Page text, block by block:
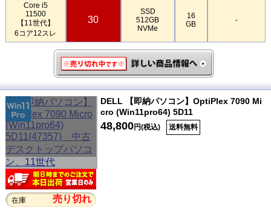
Core i5
11500
【11世代】
6コア12スレ
30
SSD
512GB
NVMe
16
GB
-
在庫 売り切れ
DELL 【即納パソコン】OptiPlex 7090 Mi
cro (Win11pro64) 5D11
48,800円(税込) 送料無料